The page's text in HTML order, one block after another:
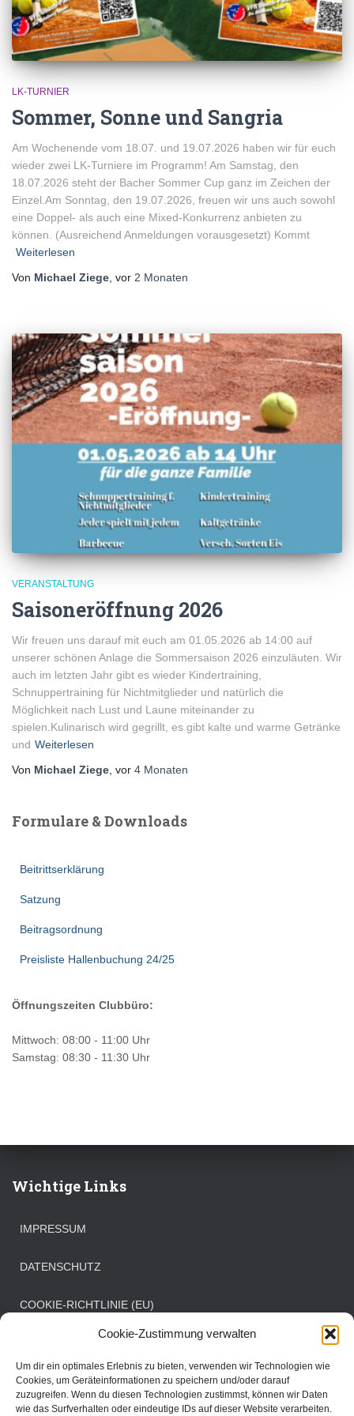
Cookie-Zustimmung verwalten
Um dir ein optimales Erlebnis zu bieten, verwenden wir Technologien wie
Cookies, um Geräteinformationen zu speichern und/oder darauf
zuzugreifen. Wenn du diesen Technologien zustimmst, können wir Daten
wie das Surfverhalten oder eindeutige IDs auf dieser Website verarbeiten.
LK-TURNIER
Sommer, Sonne und Sangria
Am Wochenende vom 18.07. und 19.07.2026 haben wir für euch
wieder zwei LK-Turniere im Programm! Am Samstag, den
18.07.2026 steht der Bacher Sommer Cup ganz im Zeichen der
Einzel.Am Sonntag, den 19.07.2026, freuen wir uns auch sowohl
eine Doppel- als auch eine Mixed-Konkurrenz anbieten zu
können. (Ausreichend Anmeldungen vorausgesetzt) Kommt
Weiterlesen
Von Michael Ziege , vor 2 Monaten
VERANSTALTUNG
Saisoneröffnung 2026
Wir freuen uns darauf mit euch am 01.05.2026 ab 14:00 auf
unserer schönen Anlage die Sommersaison 2026 einzuläuten. Wir
auch im letzten Jahr gibt es wieder Kindertraining,
Schnuppertraining für Nichtmitglieder und natürlich die
Möglichkeit nach Lust und Laune miteinander zu
spielen.Kulinarisch wird gegrillt, es gibt kalte und warme Getränke
und Weiterlesen
Von Michael Ziege, vor 4 Monaten
Formulare & Downloads
Beitrittserklärung
Satzung
Beitragsordnung
Preisliste Hallenbuchung 24/25
Öffnungszeiten Clubbüro:
Mittwoch: 08:00 - 11:00 Uhr
Samstag: 08:30 - 11:30 Uhr
Wichtige Links
IMPRESSUM
DATENSCHUTZ
COOKIE-RICHTLINIE (EU)
Mittwoch: 08:00 - 11:00 Uhr